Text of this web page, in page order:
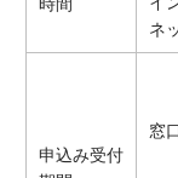
ネ
申込み受付
窓